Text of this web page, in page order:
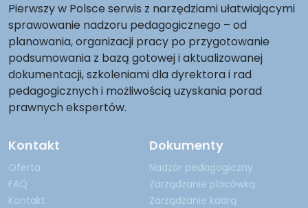
Pierwszy w Polsce serwis z narzędziami ułatwiającymi
sprawowanie nadzoru pedagogicznego – od
planowania, organizacji pracy po przygotowanie
podsumowania z bazą gotowej i aktualizowanej
dokumentacji, szkoleniami dla dyrektora i rad
pedagogicznych i możliwością uzyskania porad
prawnych ekspertów.
Kontakt
Oferta
FAQ
Kontakt
Dokumenty
Nadzór pedagogiczny
Zarządzanie placówką
Zarządzanie kadrą